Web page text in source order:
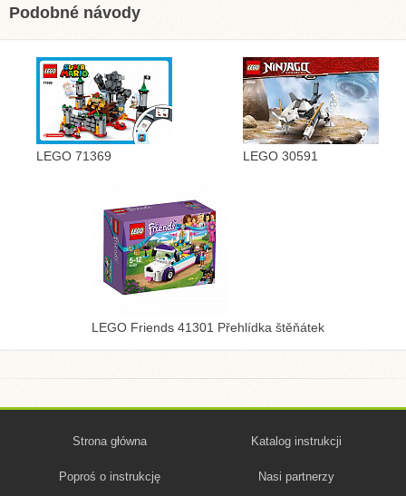
Podobné návody
LEGO 71369 LEGO 30591
LEGO Friends 41301 Přehlídka štěňátek
Strona główna Katalog instrukcji
Poproś o instrukcję Nasi partnerzy